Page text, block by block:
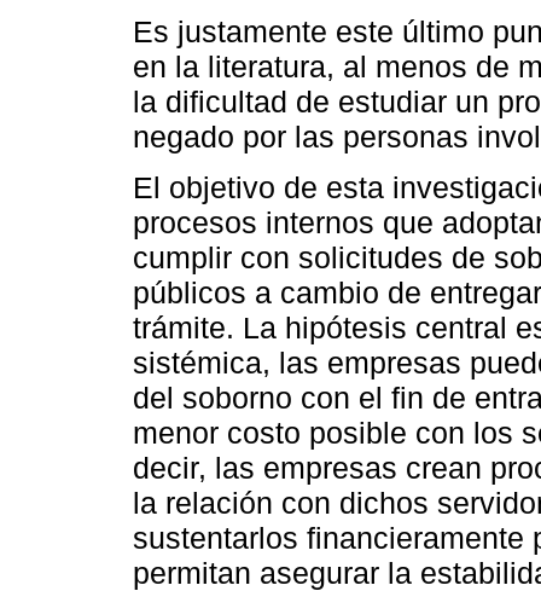
Es justamente este último
en la literatura, al menos de
la dificultad de estudiar un
negado por las personas
El objetivo de esta
procesos internos que
cumplir con solicitudes de
públicos a cambio de
trámite. La hipótesis central
sistémica, las empresas
del soborno con el fin de
menor costo posible con los
decir, las empresas crean
la relación con dichos
sustentarlos financieramente
permitan asegurar la